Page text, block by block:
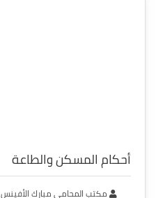
أحكام المسكن والطاعة
مكتب المحامي مبارك الأفينس